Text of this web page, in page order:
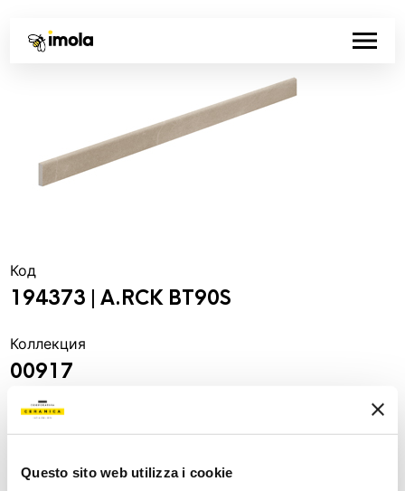
Questo sito web utilizza i cookie
Код
194373 | A.RCK BT90S
Коллекция
00917
Цвет:
Специальные элементы
Матовый